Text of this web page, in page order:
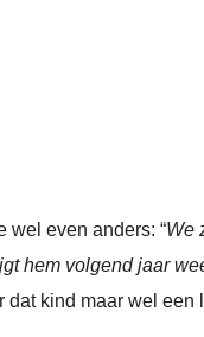
wel even anders: “We
hem volgend jaar
dat kind maar wel een